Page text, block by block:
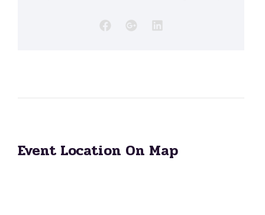
Event Location On Map